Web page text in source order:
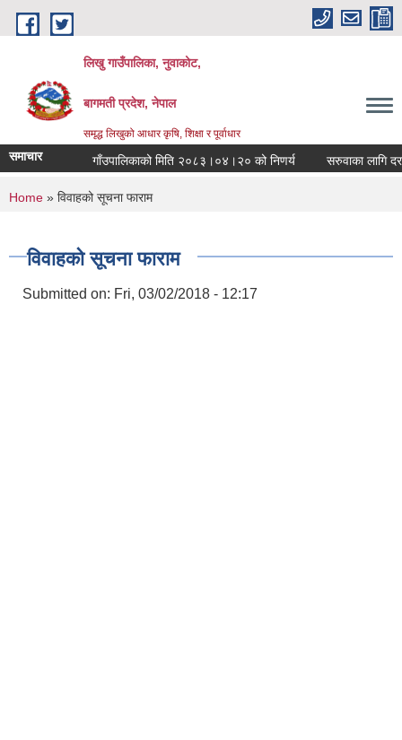
Skip to main content
लिखु गाउँपालिका, नुवाकोट,
बागमती प्रदेश, नेपाल
समृद्ध लिखुको आधार कृषि, शिक्षा र पूर्वाधार
समाचार गाँउपालिकाको मिति २०८३।०४।२० को निणर्य सरुवाका लागि
You are here
Home » विवाहको सूचना फाराम
विवाहको सूचना फाराम
Submitted on: Fri, 03/02/2018 - 12:17